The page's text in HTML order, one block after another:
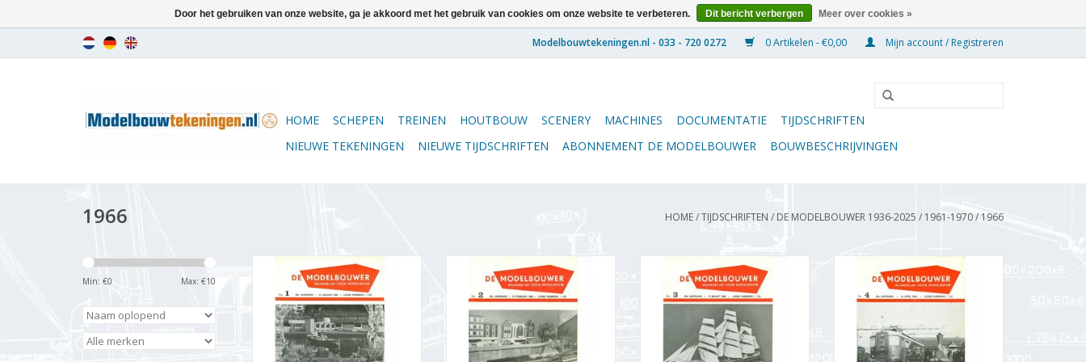
0 Artikelen - €0,00 Mijn account / Registreren
HOME SCHEPEN TREINEN HOUTBOUW SCENERY MACHINES DOCUMENTATIE
TIJDSCHRIFTEN
NIEUWE TEKENINGEN
NIEUWE TIJDSCHRIFTEN ABONNEMENT DE MODELBOUWER BOUWBESCHRIJVINGEN
1966 HOME/TIJDSCHRIFTEN / DE MODELBOUWER 1936-2025 / 1961-1970/ 1966
Min: €0 Max: €10
De Modelbouwer 95.66.001
Jaargang "De Modelbouwer"
Editie : 66.001 (PDF)
TOEVOEGEN AAN WINKELWAGEN
De Modelbouwer 95.66.002
Jaargang "De Modelbouwer"
Editie : 66.002 (PDF)
TOEVOEGEN AAN WINKELWAGEN
De Modelbouwer 95.66.003
Jaargang "De Modelbouwer"
Editie : 66.003 (PDF)
TOEVOEGEN AAN WINKELWAGEN
De Modelbouwer 95.66.004
Jaargang "De Modelbouwer"
Editie : 66.004 (PDF)
TOEVOEGEN AAN WINKELWAGEN
Door het gebruiken van onze website, ga je akkoord met het gebruik van cookies om onze website te verbeteren. Dit bericht verbergen Meer over cookies »